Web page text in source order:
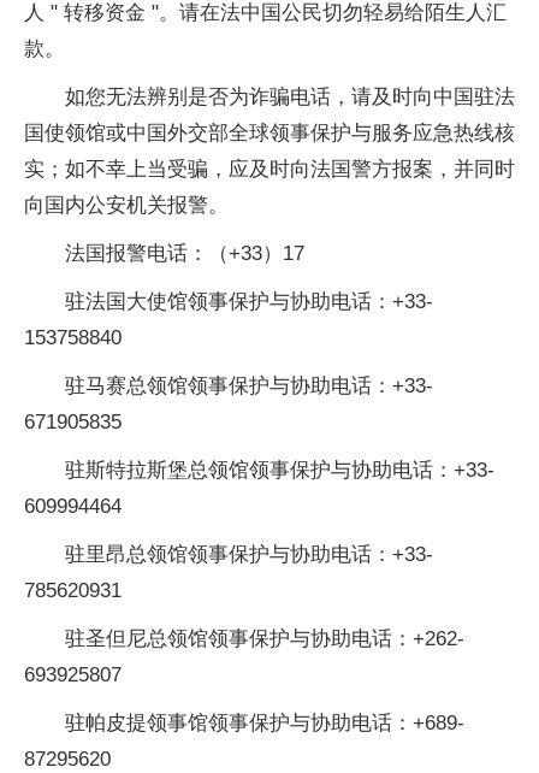
人 " 转移资金 "。请在法中国公民切勿轻易给陌生人汇
款。
如您无法辨别是否为诈骗电话，请及时向中国驻法
国使领馆或中国外交部全球领事保护与服务应急热线核
实；如不幸上当受骗，应及时向法国警方报案，并同时
向国内公安机关报警。
法国报警电话：（+33）17
驻法国大使馆领事保护与协助电话：+33-
153758840
驻马赛总领馆领事保护与协助电话：+33-
671905835
驻斯特拉斯堡总领馆领事保护与协助电话：+33-
609994464
驻里昂总领馆领事保护与协助电话：+33-
785620931
驻圣但尼总领馆领事保护与协助电话：+262-
693925807
驻帕皮提领事馆领事保护与协助电话：+689-
87295620